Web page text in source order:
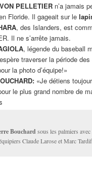
PELLETIER n’a jamais
Floride. Il gageait sur le
, des Islanders, est
Il ne s’arrête jamais.
, légende du baseball
traverser la période
la photo d’équipe!»
«Je détiens
le plus grand nombre de
Bouchard sous les palmiers avec
Claude Larose et Marc